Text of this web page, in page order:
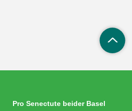
Pro Senectute beider Basel